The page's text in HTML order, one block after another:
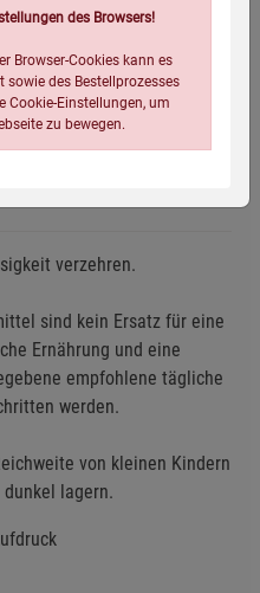
Füllstoff Akazienfaser
verzehren.
sind kein Ersatz für eine
Ernährung und eine
empfohlene tägliche
werden.
von kleinen Kindern
lagern.
des Browsers!
Browser-Cookies kann es
sowie des Bestellprozesses
Cookie-Einstellungen, um
zu bewegen.
speichern für die Gruppe
die Gruppe
(5)
anzeigen